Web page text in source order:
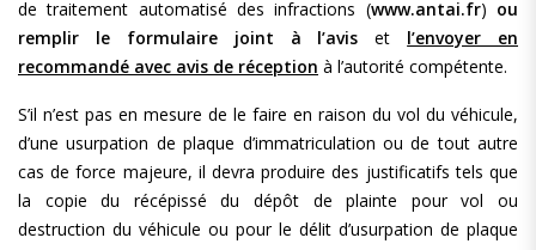
de traitement automatisé des infractions (www.antai.fr) ou
remplir le formulaire joint à l’avis et l’envoyer en
recommandé avec avis de réception à l’autorité compétente.
S’il n’est pas en mesure de le faire en raison du vol du véhicule,
d’une usurpation de plaque d’immatriculation ou de tout autre
cas de force majeure, il devra produire des justificatifs tels que
la copie du récépissé du dépôt de plainte pour vol ou
destruction du véhicule ou pour le délit d’usurpation de plaque